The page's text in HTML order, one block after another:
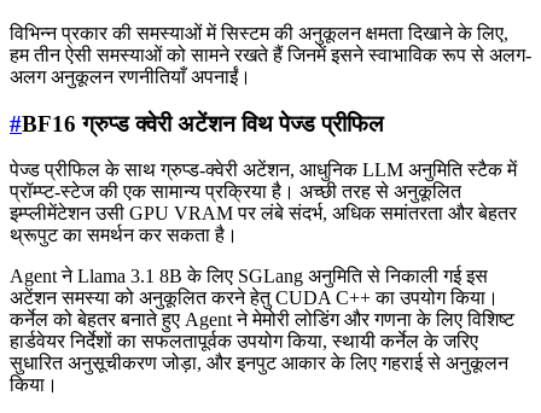
विभिन्न प्रकार की समस्याओं में सिस्टम की अनुकूलन क्षमता दिखाने के लिए,
हम तीन ऐसी समस्याओं को सामने रखते हैं जिनमें इसने स्वाभाविक रूप से अलग-
अलग अनुकूलन रणनीतियाँ अपनाईं।
#BF16 ग्रुप्ड क्वेरी अटेंशन विथ पेज्ड प्रीफिल
पेज्ड प्रीफिल के साथ ग्रुप्ड-क्वेरी अटेंशन, आधुनिक LLM अनुमिति स्टैक में
प्रॉम्प्ट-स्टेज की एक सामान्य प्रक्रिया है। अच्छी तरह से अनुकूलित
इम्प्लीमेंटेशन उसी GPU VRAM पर लंबे संदर्भ, अधिक समांतरता और बेहतर
थ्रूपुट का समर्थन कर सकता है।
Agent ने Llama 3.1 8B के लिए SGLang अनुमिति से निकाली गई इस
अटेंशन समस्या को अनुकूलित करने हेतु CUDA C++ का उपयोग किया।
कर्नेल को बेहतर बनाते हुए Agent ने मेमोरी लोडिंग और गणना के लिए विशिष्ट
हार्डवेयर निर्देशों का सफलतापूर्वक उपयोग किया, स्थायी कर्नेल के जरिए
सुधारित अनुसूचीकरण जोड़ा, और इनपुट आकार के लिए गहराई से अनुकूलन
किया।